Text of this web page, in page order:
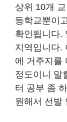
상위 10개
등학교뿐이
확인됩니다.
지역입니다.
에 거주지를
정도이니 말
터 공부 좀
원해서 선발